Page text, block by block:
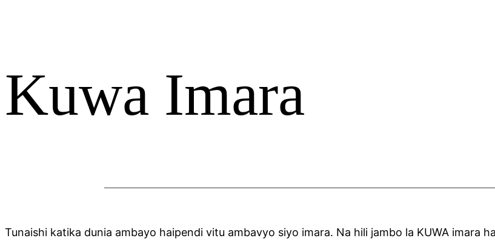
Kuwa Imara
Tunaishi katika dunia ambayo haipendi vitu ambavyo siyo imara. Na hili jambo la KUWA imara